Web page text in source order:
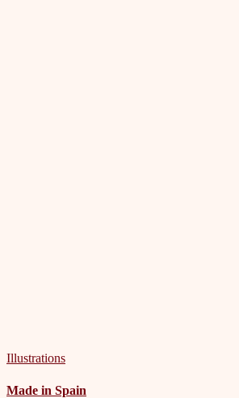
Illustrations
Made in Spain